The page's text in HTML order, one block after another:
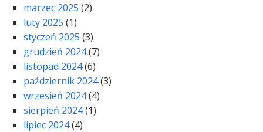
marzec 2025 (2)
luty 2025 (1)
styczeń 2025 (3)
grudzień 2024(7)
listopad 2024(6)
październik 2024(3)
wrzesień 2024(4)
sierpień 2024(1)
lipiec 2024(4)